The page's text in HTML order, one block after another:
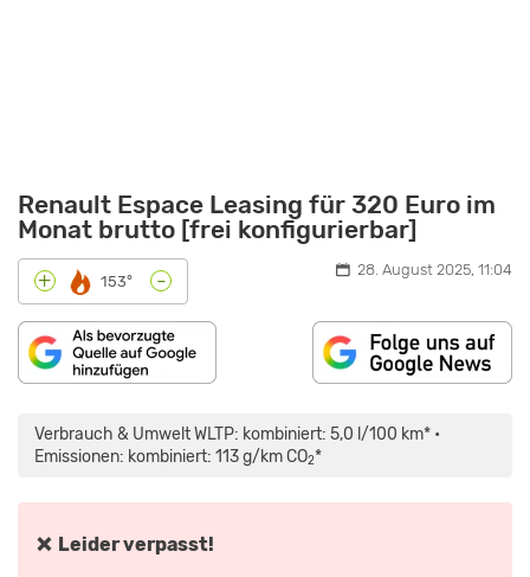
Renault Espace Leasing für 320 Euro im
Monat brutto [frei konfigurierbar]
+ 153° - 28. August 2025, 11:04
Verbrauch & Umwelt WLTP: kombiniert: 5,0 l/100 km* •
Emissionen: kombiniert: 113 g/km CO2*
❌ Leider verpasst!
(2023)
DER
RAUM-
VAN
ZUM